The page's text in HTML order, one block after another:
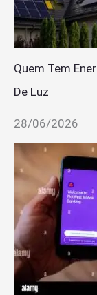
Quem Tem
De Luz
28/06/2026